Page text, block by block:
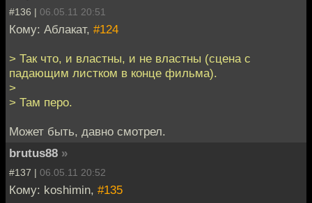
#136 | 06.05.11 20:51
Кому: Аблакат, #124
> Так что, и властны, и не властны (сцена с
падающим листком в конце фильма).
>
> Там перо.
Может быть, давно смотрел.
brutus88 »
#137 | 06.05.11 20:52
Кому: koshimin, #135